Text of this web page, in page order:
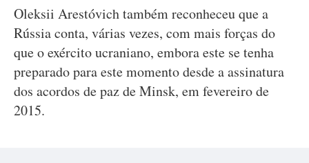
Oleksii Arestóvich também reconheceu que a
Rússia conta, várias vezes, com mais forças do
que o exército ucraniano, embora este se tenha
preparado para este momento desde a assinatura
dos acordos de paz de Minsk, em fevereiro de
2015.